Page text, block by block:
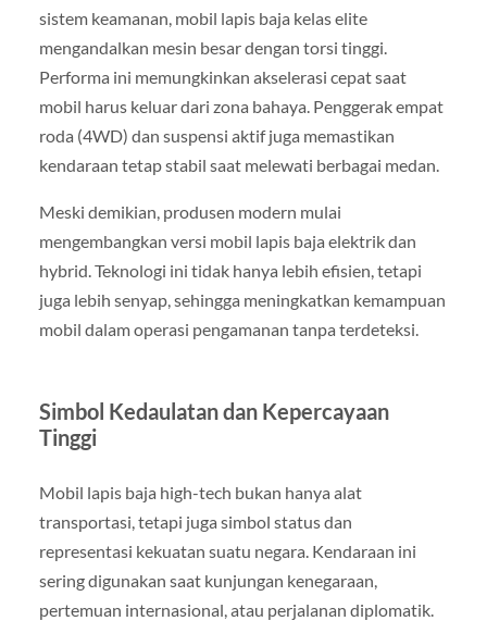
sistem keamanan, mobil lapis baja kelas elite
mengandalkan mesin besar dengan torsi tinggi.
Performa ini memungkinkan akselerasi cepat saat
mobil harus keluar dari zona bahaya. Penggerak empat
roda (4WD) dan suspensi aktif juga memastikan
kendaraan tetap stabil saat melewati berbagai medan.
Meski demikian, produsen modern mulai
mengembangkan versi mobil lapis baja elektrik dan
hybrid. Teknologi ini tidak hanya lebih efisien, tetapi
juga lebih senyap, sehingga meningkatkan kemampuan
mobil dalam operasi pengamanan tanpa terdeteksi.
Simbol Kedaulatan dan Kepercayaan
Tinggi
Mobil lapis baja high-tech bukan hanya alat
transportasi, tetapi juga simbol status dan
representasi kekuatan suatu negara. Kendaraan ini
sering digunakan saat kunjungan kenegaraan,
pertemuan internasional, atau perjalanan diplomatik.